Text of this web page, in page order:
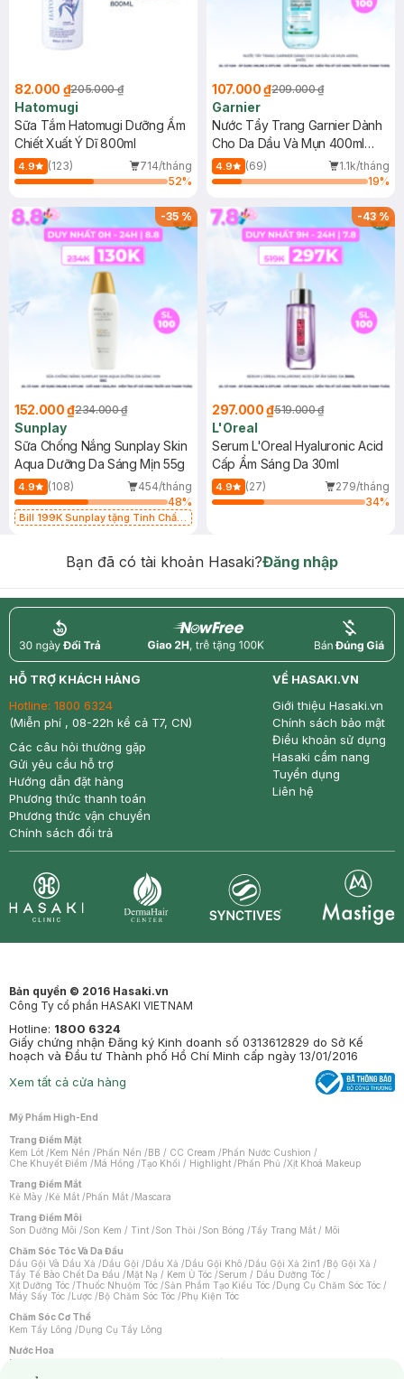
82.000 ₫205.000 ₫
Hatomugi
Sữa Tắm Hatomugi Dưỡng Ẩm
Chiết Xuất Ý Dĩ 800ml
4.9 (123)
714/tháng
52%
107.000 ₫209.000 ₫
Garnier
Nước Tẩy Trang Garnier Dành
Cho Da Dầu Và Mụn 400ml
(Mới)
4.9 (69)
1.1k/tháng
19%
-35%
152.000 ₫234.000 ₫
Sunplay
Sữa Chống Nắng Sunplay Skin
Aqua Dưỡng Da Sáng Mịn 55g
4.9 (108)
454/tháng
48%
Bill 199K Sunplay tặng Tinh Chất
-43%
297.000 ₫519.000 ₫
L'Oreal
Serum L'Oreal Hyaluronic Acid
Cấp Ẩm Sáng Da 30ml
4.9 (27)
279/tháng
34%
Bạn đã có tài khoản Hasaki?Đăng nhập
return nowfree price
HỖ TRỢ KHÁCH HÀNG
Hotline: 1800 6324
(Miễn phí , 08-22h kể cả T7, CN)
Các câu hỏi thường gặp
Gửi yêu cầu hỗ trợ
Hướng dẫn đặt hàng
Phương thức thanh toán
Phương thức vận chuyển
Chính sách đổi trả
VỀ HASAKI.VN
Giới thiệu Hasaki.vn
Chính sách bảo mật
Điều khoản sử dụng
Hasaki cẩm nang
Tuyển dụng
Liên hệ
Bản quyền © 2016 Hasaki.vn
Công Ty cổ phần HASAKI VIETNAM
Hotline: 1800 6324
Giấy chứng nhận Đăng ký Kinh doanh số 0313612829 do Sở Kế
hoạch và Đầu tư Thành phố Hồ Chí Minh cấp ngày 13/01/2016
Xem tất cả cửa hàng
Mỹ Phẩm High-End
Trang Điểm Mặt
Kem Lót /Kem Nền /Phấn Nền /BB / CC Cream /Phấn Nước Cushion /
Che Khuyết Điểm /Má Hồng /Tạo Khối / Highlight /Phấn Phủ /Xịt Khoá Makeup
Trang Điểm Mắt
Kẻ Mày /Kẻ Mắt /Phấn Mắt /Mascara
Trang Điểm Môi
Son Dưỡng Môi /Son Kem / Tint /Son Thỏi /Son Bóng /Tẩy Trang Mắt / Môi
Chăm Sóc Tóc Và Da Đầu
Dầu Gội Và Dầu Xả /Dầu Gội /Dầu Xả /Dầu Gội Khô /Dầu Gội Xả 2in1 /Bộ Gội Xả /
Tẩy Tế Bào Chết Da Đầu /Mặt Nạ / Kem Ủ Tóc /Serum / Dầu Dưỡng Tóc /
Xịt Dưỡng Tóc /Thuốc Nhuộm Tóc /Sản Phẩm Tạo Kiểu Tóc /Dụng Cụ Chăm Sóc Tóc /
Máy Sấy Tóc /Lược /Bộ Chăm Sóc Tóc /Phụ Kiện Tóc
Chăm Sóc Cơ Thể
Kem Tẩy Lông /Dụng Cụ Tẩy Lông
Nước Hoa
Nước Hoa Nữ